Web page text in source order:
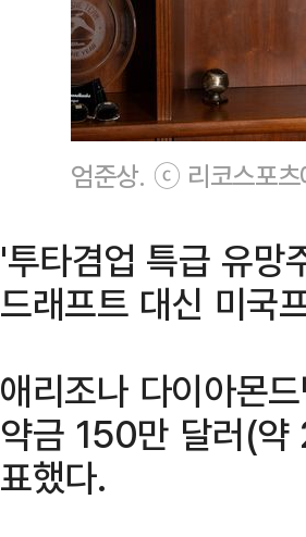
엄준상. ⓒ 리코스포츠
'투타겸업 특급 유망
드래프트 대신 미국
애리조나 다이아몬
약금 150만 달러(
표했다.